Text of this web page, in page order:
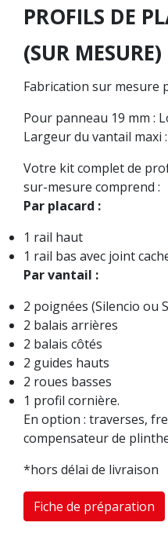
PROFILS DE
(SUR MESURE)
Fabrication sur mesure
Pour panneau 19 mm :
Largeur du vantail maxi
Votre kit complet de
sur-mesure comprend :
Par placard :
1 rail haut
1 rail bas avec joint
Par vantail :
2 poignées (Silencio ou
2 balais arrières
2 balais côtés
2 guides hauts
2 roues basses
1 profil cornière.
En option : traverses,
compensateur de
*hors délai de livraison
Fiche de préparation